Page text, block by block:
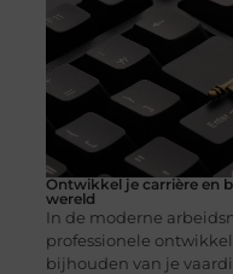
Ontwikkel je carrière en
wereld
In de moderne
professionele
bijhouden van je